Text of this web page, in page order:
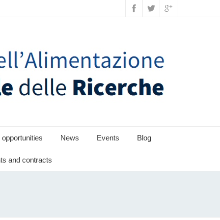
opportunities News Events Blog
and contracts